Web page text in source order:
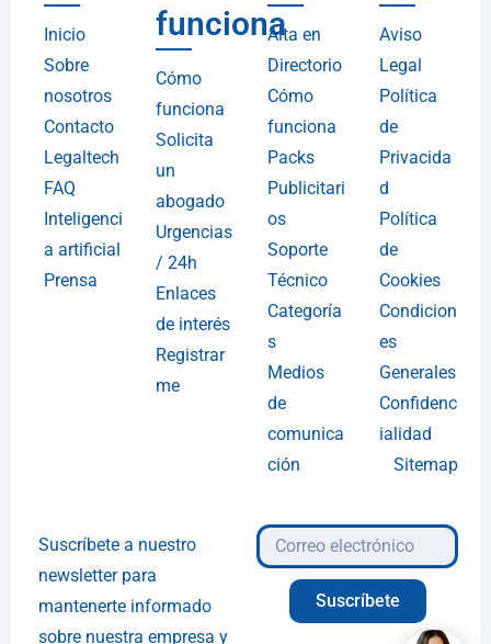
Inicio
Sobre
nosotros
Contacto
Legaltech
FAQ
Inteligenci
a artificial
Prensa
funciona
Cómo
funciona
Solicita
un
abogado
Urgencias
/ 24h
Enlaces
de interés
Registrar
me
Alta en
Directorio
Cómo
funciona
Packs
Publicitari
os
Soporte
Técnico
Categoría
s
Medios
de
comunica
ción
Aviso
Legal
Política
de
Privacida
d
Política
de
Cookies
Condicion
es
Generales
Confidenc
ialidad
Sitemap
Suscríbete a nuestro
newsletter para
mantenerte informado
sobre nuestra empresa y
Suscríbete